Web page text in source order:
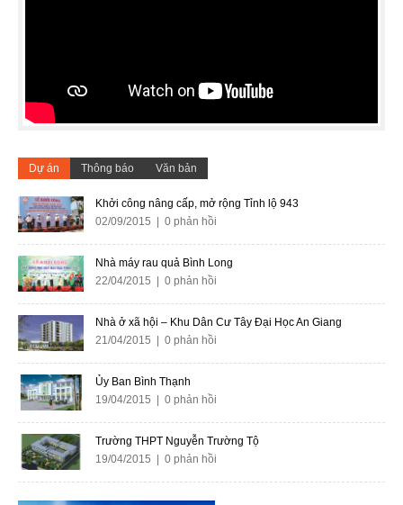
Dự án Thông báo Văn bản
Khởi công nâng cấp, mở rộng Tỉnh lộ 943
02/09/2015 | 0 phản hồi
Nhà máy rau quả Bình Long
22/04/2015 | 0 phản hồi
Nhà ở xã hội – Khu Dân Cư Tây Đại Học An Giang
21/04/2015 | 0 phản hồi
Ủy Ban Bình Thạnh
19/04/2015 | 0 phản hồi
Trường THPT Nguyễn Trường Tộ
19/04/2015 | 0 phản hồi